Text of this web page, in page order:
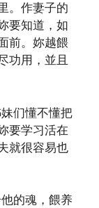
。作妻子的
要知道，如
前。妳越餵
功用，並且
们懂不懂把
要学习活在
就很容易也
的魂，餵养